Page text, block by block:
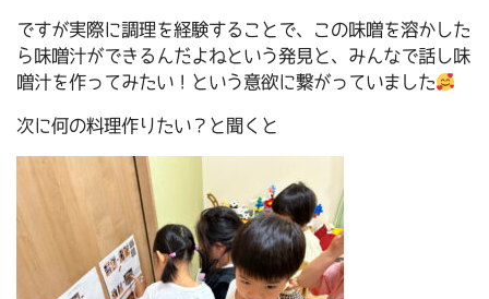
ですが実際に調理を経験することで、この味噌を溶かした
ら味噌汁ができるんだよねという発見と、みんなで話し味
噌汁を作ってみたい！という意欲に繋がっていました
次に何の料理作りたい？と聞くと